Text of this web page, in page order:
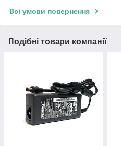
Всі умови повернення
Подібні товари компанії